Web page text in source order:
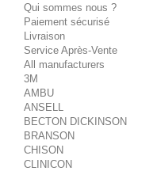
Qui sommes nous ?
Paiement sécurisé
Livraison
Service Après-Vente
All manufacturers
3M
AMBU
ANSELL
BECTON DICKINSON
BRANSON
CHISON
CLINICON